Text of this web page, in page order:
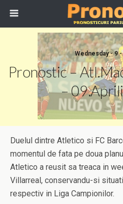
Wednesday - 9
Pronostic –
–
Duelul dintre Atletico si FC
momentul de fata pe doua
Atletico a reusit sa treaca in
Villarreal, conservandu-si
respectiv in Liga Campionilor.